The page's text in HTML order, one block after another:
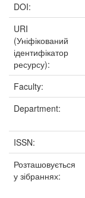
DOI:
URI
(Уніфікований
ідентифікатор
ресурсу):
Faculty:
Department:
ISSN:
Розташовується
у зібраннях: